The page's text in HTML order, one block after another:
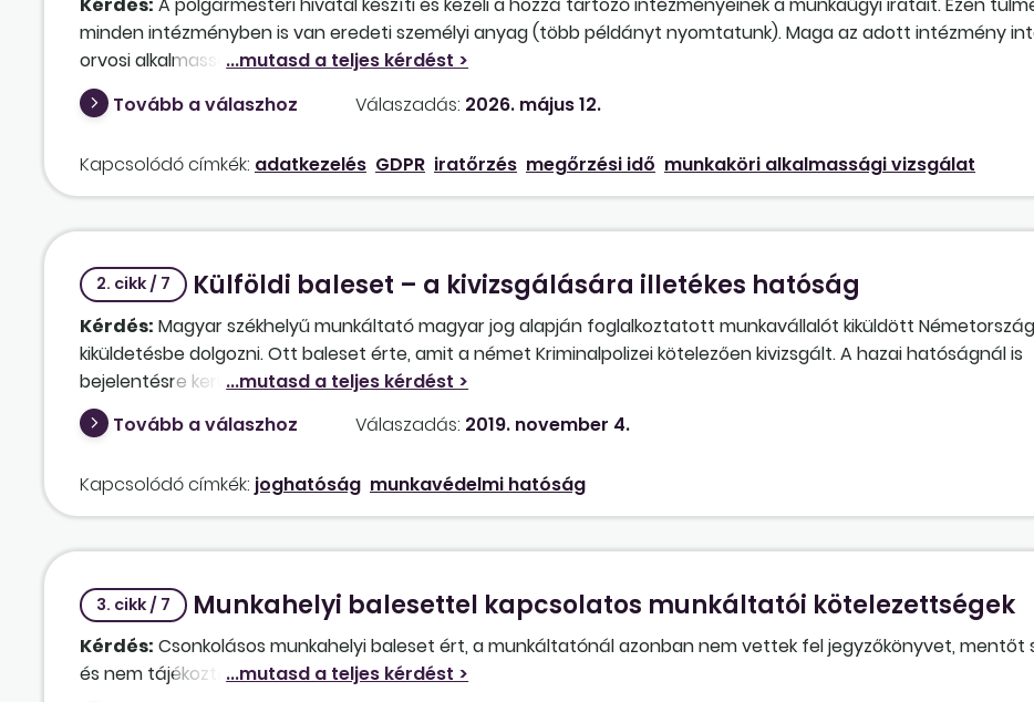
minden intézményben is van eredeti személyi anyag (több példányt nyomtatunk). Maga az adott intézmény
orvosi alkalmassági igazolásokat, a tűz- és balesetvédelmi oktatást is. Hogyan helyes: az eredeti orvosi
igazolásokat az intézmények tárolják-e, vagy a fenntartónál kell legyen minden intézmény alkalmassági
eredeti példánya? Jelenleg felemás a gyakorlat, ezért egységesíteni szeretnénk. Meddig kell tárolni az orvosi
Tovább a válaszhoz Válaszadás: 2026. május 12.
Kapcsolódó címkék: adatkezelés GDPR iratőrzés megőrzési idő munkaköri alkalmassági vizsgálat
2. cikk / 7 Külföldi baleset – a kivizsgálására illetékes hatóság
Kérdés: Magyar székhelyű munkáltató magyar jog alapján foglalkoztatott munkavállalót kiküldött
kiküldetésbe dolgozni. Ott baleset érte, amit a német Kriminalpolizei kötelezően kivizsgált. A hazai hatóságnál is
bejelentésre került a baleset. A német hatóság illetékes volt a balesetet kivizsgálni? Miért nem fogadják el
Magyarországon a vizsgálat megállapításait? Egyáltalán illetékes-e a kivizsgálásra a magyar munkavédelmi
Tovább a válaszhoz Válaszadás: 2019. november 4.
Kapcsolódó címkék: joghatóság munkavédelmi hatóság
3. cikk / 7 Munkahelyi balesettel kapcsolatos munkáltatói kötelezettségek
Kérdés: Csonkolásos munkahelyi baleset ért, a munkáltatónál azonban nem vettek fel jegyzőkönyvet, mentőt
és nem tájékoztattak arról sem, hogy mi a teendőm. Milyen jogaim vannak, mit tehetnék?